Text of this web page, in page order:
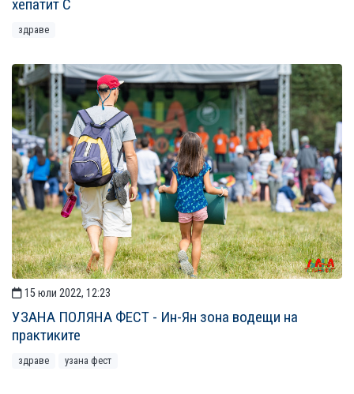
хепатит С
здраве
15 юли 2022, 12:23
УЗАНА ПОЛЯНА ФЕСТ - Ин-Ян зона водещи на
практиките
здраве узана фест